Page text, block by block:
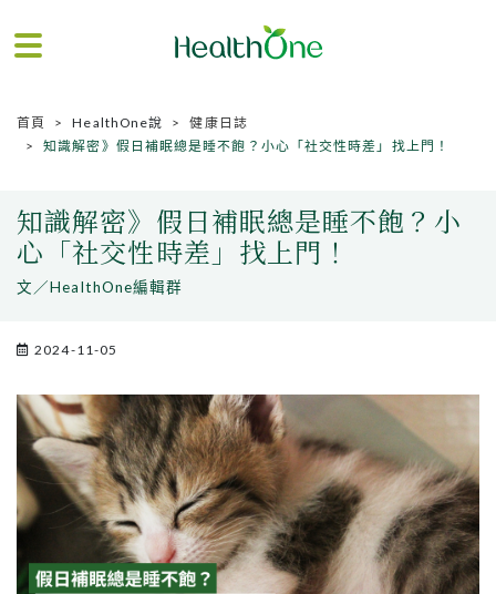
首頁 HealthOne說
健康日誌
知識解密》假日補眠總是睡不飽？小心「社交性時差」找上門！
知識解密》假日補眠總是睡不飽？小
心「社交性時差」找上門！
文／HealthOne編輯群
2024-11-05